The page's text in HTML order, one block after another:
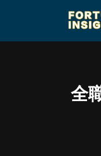
全職交易員的
全